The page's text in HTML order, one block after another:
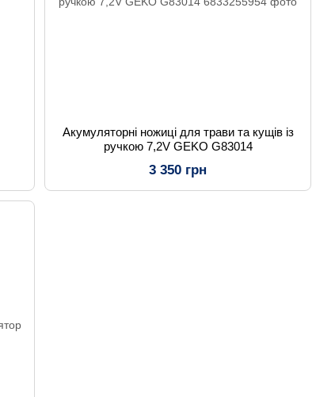
Акумуляторні ножиці для трави та кущів із
ручкою 7,2V GEKO G83014
3 350 грн